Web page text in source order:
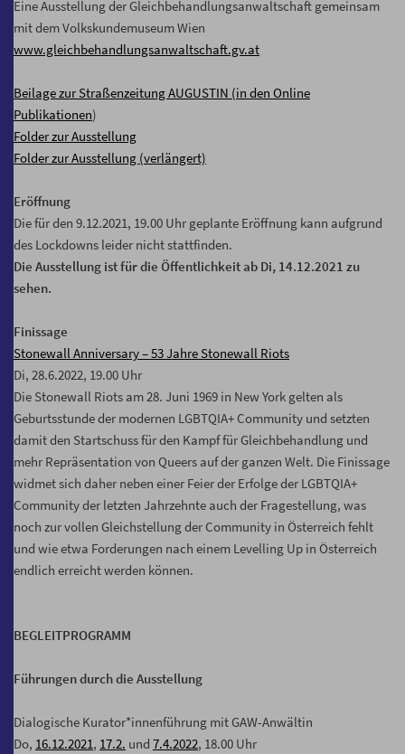
Eine Ausstellung der Gleichbehandlungsanwaltschaft gemeinsam
mit dem Volkskundemuseum Wien
www.gleichbehandlungsanwaltschaft.gv.at
Beilage zur Straßenzeitung AUGUSTIN (in den Online
Publikationen)
Folder zur Ausstellung
Folder zur Ausstellung (verlängert)
Eröffnung
Die für den 9.12.2021, 19.00 Uhr geplante Eröffnung kann aufgrund
des Lockdowns leider nicht stattfinden.
Die Ausstellung ist für die Öffentlichkeit ab Di, 14.12.2021 zu
sehen.
Finissage
Stonewall Anniversary – 53 Jahre Stonewall Riots
Di, 28.6.2022, 19.00 Uhr
Die Stonewall Riots am 28. Juni 1969 in New York gelten als
Geburtsstunde der modernen LGBTQIA+ Community und setzten
damit den Startschuss für den Kampf für Gleichbehandlung und
mehr Repräsentation von Queers auf der ganzen Welt. Die Finissage
widmet sich daher neben einer Feier der Erfolge der LGBTQIA+
Community der letzten Jahrzehnte auch der Fragestellung, was
noch zur vollen Gleichstellung der Community in Österreich fehlt
und wie etwa Forderungen nach einem Levelling Up in Österreich
endlich erreicht werden können.
BEGLEITPROGRAMM
Führungen durch die Ausstellung
Dialogische Kurator*innenführung mit GAW-Anwältin
Do, 16.12.2021, 17.2. und 7.4.2022, 18.00 Uhr